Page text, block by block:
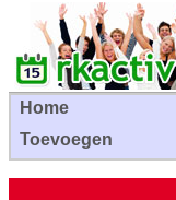
Home
Toevoegen